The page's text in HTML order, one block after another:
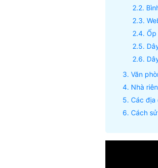
Ốp
Văn
Nhà
Các địa
Cách